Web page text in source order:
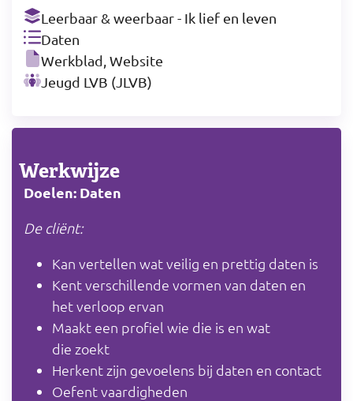
Leerbaar & weerbaar - Ik lief en leven
Daten
Werkblad, Website
Jeugd LVB (JLVB)
Werkwijze
Doelen: Daten
De cliënt:
Kan vertellen wat veilig en prettig daten is
Kent verschillende vormen van daten en
het verloop ervan
Maakt een profiel wie die is en wat
die zoekt
Herkent zijn gevoelens bij daten en contact
Oefent vaardigheden